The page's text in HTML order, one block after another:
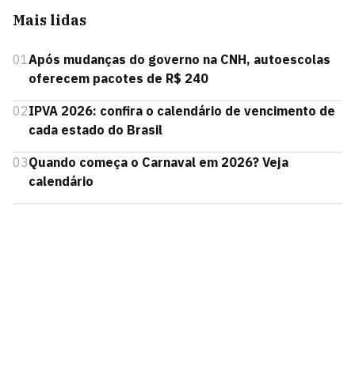
Mais lidas
01Após mudanças do governo na CNH, autoescolas
oferecem pacotes de R$ 240
02IPVA 2026: confira o calendário de vencimento de
cada estado do Brasil
03Quando começa o Carnaval em 2026? Veja
calendário